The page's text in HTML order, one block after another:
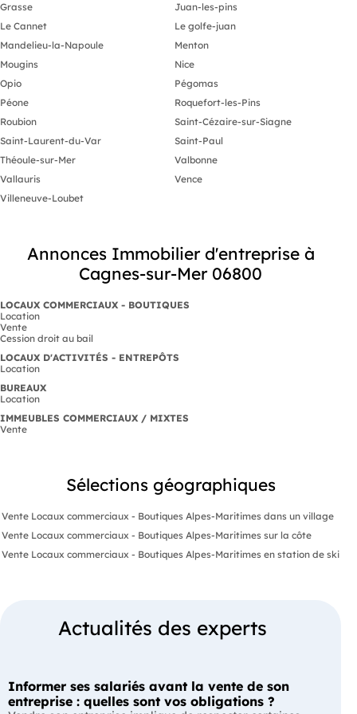
Grasse
Juan-les-pins
Le Cannet
Le golfe-juan
Mandelieu-la-Napoule
Menton
Mougins
Nice
Opio
Pégomas
Péone
Roquefort-les-Pins
Roubion
Saint-Cézaire-sur-Siagne
Saint-Laurent-du-Var
Saint-Paul
Théoule-sur-Mer
Valbonne
Vallauris
Vence
Villeneuve-Loubet
Annonces Immobilier d'entreprise à
Cagnes-sur-Mer 06800
LOCAUX COMMERCIAUX - BOUTIQUES
Location
Vente
Cession droit au bail
LOCAUX D'ACTIVITÉS - ENTREPÔTS
Location
BUREAUX
Location
IMMEUBLES COMMERCIAUX / MIXTES
Vente
Sélections géographiques
Vente Locaux commerciaux - Boutiques Alpes-Maritimes dans un village
Vente Locaux commerciaux - Boutiques Alpes-Maritimes sur la côte
Vente Locaux commerciaux - Boutiques Alpes-Maritimes en station de ski
Actualités des experts
Informer ses salariés avant la vente de son
entreprise : quelles sont vos obligations ?